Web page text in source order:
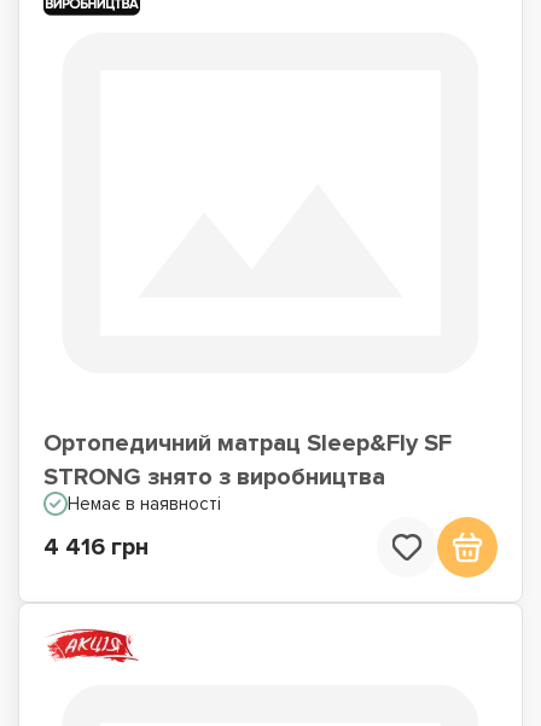
Ортопедичний матрац Sleep&Fly SF
STRONG знято з виробництва
Немає в наявності
4 416 грн